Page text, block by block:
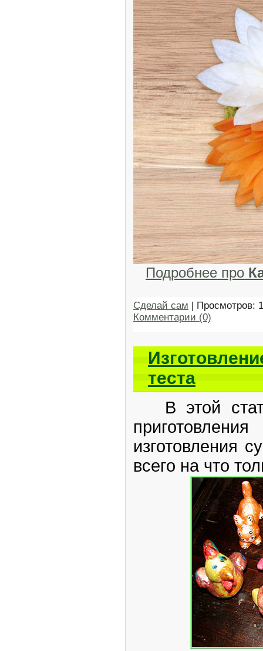
Подробнее про
Сделай сам | Просмотров:
Комментарии (0)
теста
В этой
изготовления
всего на что